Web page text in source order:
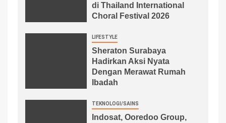
di Thailand International
Choral Festival 2026
LIFESTYLE
Sheraton Surabaya
Hadirkan Aksi Nyata
Dengan Merawat Rumah
Ibadah
TEKNOLOGI/SAINS
Indosat, Ooredoo Group,